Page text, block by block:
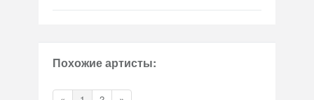
Похожие артисты: